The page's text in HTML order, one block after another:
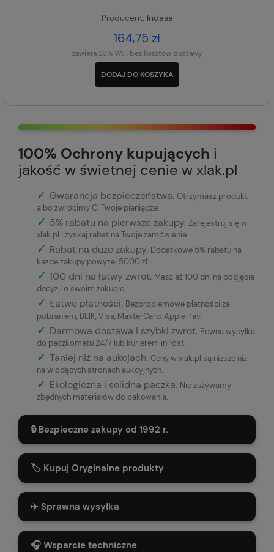
Producent: Indasa
164,75 zł
zawiera 23% VAT, bez kosztów dostawy
DODAJ DO KOSZYKA
100% Ochrony kupujących i
jakość w świetnej cenie w xlak.pl
✓ Gwarancja bezpieczeństwa. Otrzymasz produkt
albo zwrócimy Ci Twoje pieniądze.
✓ 5% rabatu na pierwsze zakupy. Zarejestruj się w
xlak.pl i zyskaj rabat na Twoje zamówienie.
✓ Rabat na duże zakupy. Dodatkowe 5% rabatu na
każde zakupy powyżej 5000 zł.
✓ 100 dni na łatwy zwrot. Masz aż 100 dni na podjęcie
decyzji o swoim zakupie.
✓ Łatwe płatności. Bezproblemowe płatności za
pobraniem, BLIK, Visa, MasterCard, Apple Pay.
✓ Darmowa dostawa i szybki zwrot. Pewna wysyłka
do paczkomatu 24/7 lub kurierem inPost.
✓ Taniej niż na aukcjach. Ceny w xlak.pl są niższe niż
na wiodących stronach aukcyjnych.
✓ Ekologiczna i solidna paczka. Nie zużywamy
zbędnych materiałów do pakowania.
🔒 Bezpieczne zakupy od 1992 r.
🏷️ Kupuj Oryginalne produkty
✈️ Sprawna wysyłka
🎧 Wsparcie techniczne